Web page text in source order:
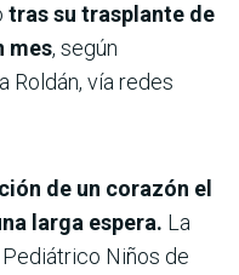
tras su trasplante de
mes, según
Roldán, vía redes
de un corazón el
larga espera. La
Niños de